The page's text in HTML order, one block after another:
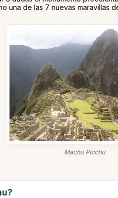
una de las 7 nuevas maravillas
Machu Picchu